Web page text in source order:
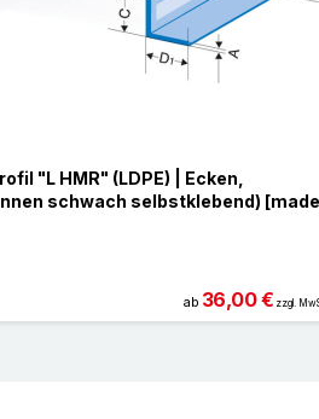
"L HMR" (LDPE) | Ecken,
schwach selbstklebend) [made
ab 36,00 € zzgl.